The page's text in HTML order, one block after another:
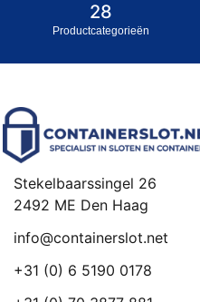
28
Productcategorieën
Stekelbaarssingel 26
2492 ME Den Haag
info@containerslot.net
+31 (0) 6 5190 0178